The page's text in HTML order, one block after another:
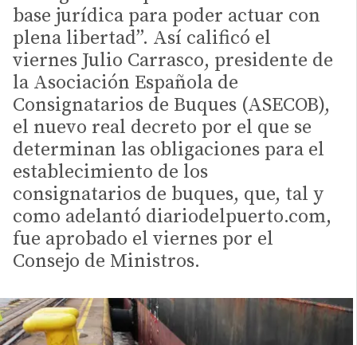
base jurídica para poder actuar con
plena libertad”. Así calificó el
viernes Julio Carrasco, presidente de
la Asociación Española de
Consignatarios de Buques (ASECOB),
el nuevo real decreto por el que se
determinan las obligaciones para el
establecimiento de los
consignatarios de buques, que, tal y
como adelantó diariodelpuerto.com,
fue aprobado el viernes por el
Consejo de Ministros.